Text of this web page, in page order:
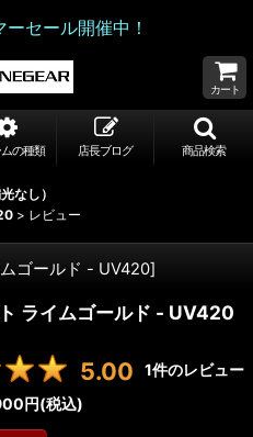
セール開催中！
カート
の種類 店長ブログ 商品検索
なし）
> レビュー
ゴールド - UV420]
ライムゴールド - UV420
5.00 1件のレビュー
円(税込)